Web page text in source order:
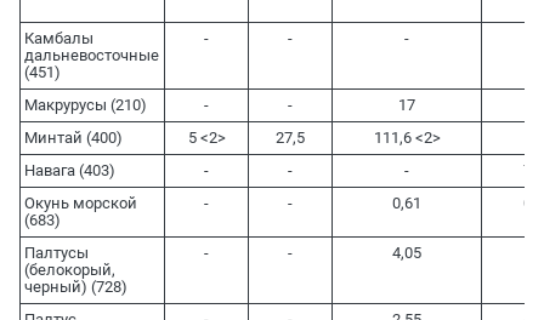
Камбалы
дальневосточные
(451)
- - -
Макрурусы (210) - - 17
Минтай (400)
5 <2> 27,5 111,6 <2>
Навага (403)
- - -
7,5
Окунь морской
(683)
- - 0,61 0,2
Палтусы
(белокорый,
черный) (728)
- - 4,05